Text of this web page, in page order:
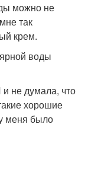
можно не
так
крем.
воды
не думала, что
хорошие
меня было